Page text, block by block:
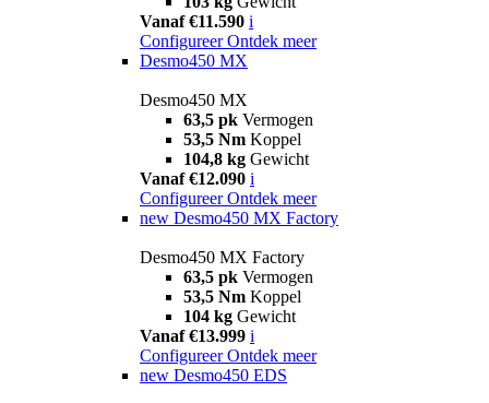
Vanaf €11.590 i
Configureer Ontdek meer
Desmo450 MX
Desmo450 MX
63,5 pk Vermogen
53,5 Nm Koppel
104,8 kg Gewicht
Vanaf €12.090 i
Configureer Ontdek meer
new Desmo450 MX Factory
Desmo450 MX Factory
63,5 pk Vermogen
53,5 Nm Koppel
104 kg Gewicht
Vanaf €13.999 i
Configureer Ontdek meer
new Desmo450 EDS